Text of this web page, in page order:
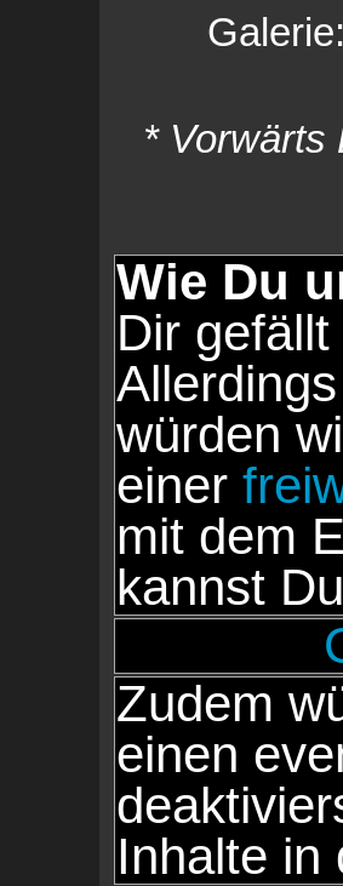
* Vorwärts
Wie Du
Dir
würden
einer
mit dem
kannst
Zudem
einen
Inhalte in